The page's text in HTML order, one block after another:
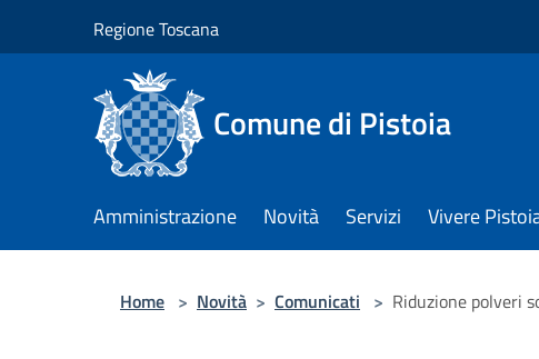
Regione Toscana
Comune di Pistoia
Amministrazione Novità Servizi Vivere
Home > Novità > Comunicati > Riduzione polveri